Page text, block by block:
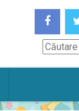
Căutare